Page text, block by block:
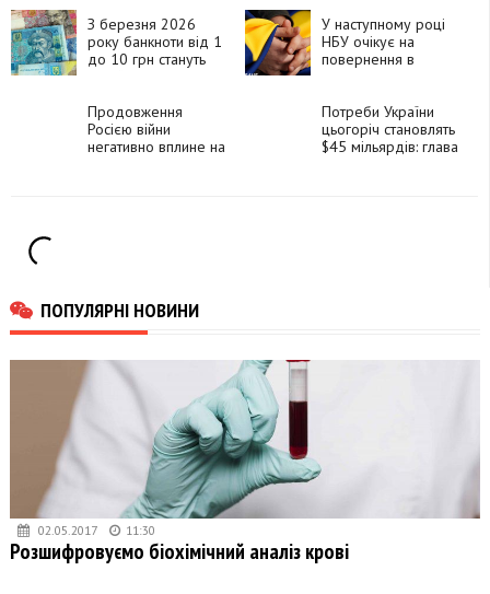
та 10 гривень
З березня 2026
року банкноти від 1
до 10 грн стануть
У наступному році
НБУ очікує на
повернення в
Продовження
Росією війни
негативно вплине на
Потреби України
цьогоріч становлять
$45 мільярдів: глава
ПОПУЛЯРНІ НОВИНИ
02.05.2017 11:30
Розшифровуємо біохімічний аналіз крові